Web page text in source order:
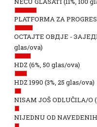
PLATFORMA ZA PROGRES
ОСТАЈТЕ ОВДЈЕ -
glas/ova)
HDZ (6%, 50 glas/ova)
HDZ 1990 (3%, 25 glas/ova)
NISAM JOŠ ODLUČILA/O
NIJEDNU OD NAVEDENIH